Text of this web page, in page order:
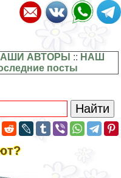
АВТОРЫ :: НАШ
посты